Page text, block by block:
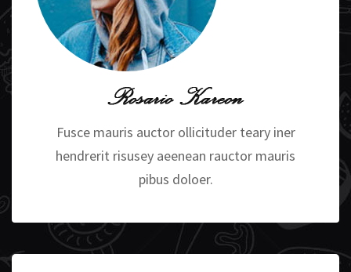
Fusce mauris auctor ollicituder teary iner
hendrerit risusey aeenean rauctor mauris
pibus doloer.